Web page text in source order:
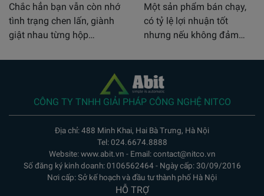
Chắc hẳn bạn vẫn còn nhớ
tình trạng chen lấn, giành
giật nhau từng hộp…
Một sản phẩm bán chạy,
có tỷ lệ lợi nhuận tốt
nhưng nếu không đảm…
CÔNG TY TNHH GIẢI PHÁP CÔNG NGHỆ NITCO
Địa chỉ: 488 Minh Khai, Hai Bà Trưng, Hà Nội
Tel: 024.6674.8888
Website: www.abit.vn - Email: contact@nitco.vn
Số đăng ký kinh doanh: 0106562464 - Ngày cấp: 30/09/2016
Nơi cấp: Sở kế hoạch và đầu tư thành phố Hà Nội
HỖ TRỢ